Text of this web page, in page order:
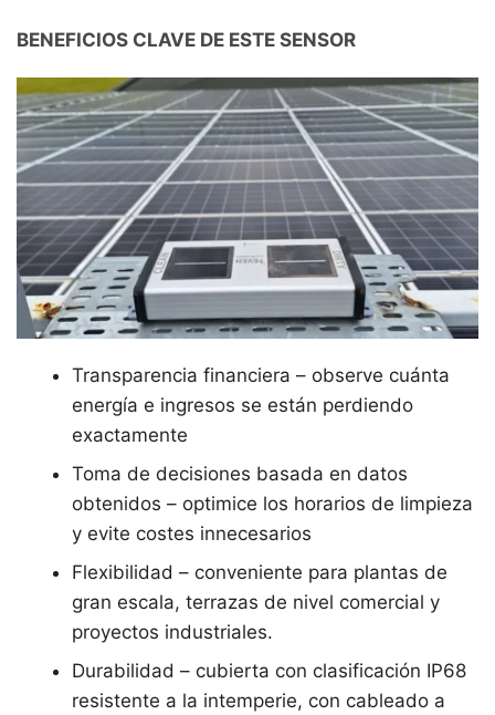
BENEFICIOS CLAVE DE ESTE SENSOR
Transparencia financiera – observe cuánta
energía e ingresos se están perdiendo
exactamente
Toma de decisiones basada en datos
obtenidos – optimice los horarios de limpieza
y evite costes innecesarios
Flexibilidad – conveniente para plantas de
gran escala, terrazas de nivel comercial y
proyectos industriales.
Durabilidad – cubierta con clasificación IP68
resistente a la intemperie, con cableado a